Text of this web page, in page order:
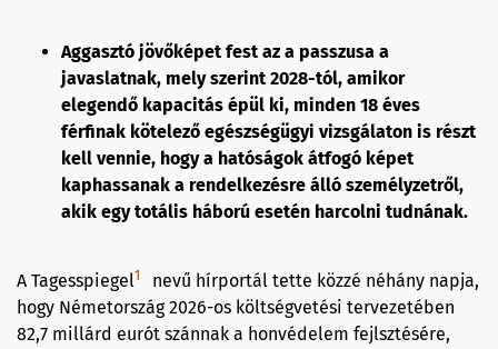
Aggasztó jövőképet fest az a passzusa a
javaslatnak, mely szerint 2028-tól, amikor
elegendő kapacitás épül ki, minden 18 éves
férfinak kötelező egészségügyi vizsgálaton is részt
kell vennie, hogy a hatóságok átfogó képet
kaphassanak a rendelkezésre álló személyzetről,
akik egy totális háború esetén harcolni tudnának.
A Tagesspiegel1
nevű hírportál tette közzé néhány napja,
hogy Németország 2026-os költségvetési tervezetében
82,7 millárd eurót szánnak a honvédelem fejlsztésére,